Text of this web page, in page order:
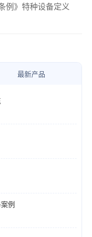
例》特种设备定义
最新产品
例